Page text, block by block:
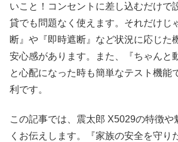
いこと！コンセントに差し込むだけで
貸でも問題なく使えます。それだけじ
断』や『即時遮断』など状況に応じた
安心感があります。また、『ちゃんと
と心配になった時も簡単なテスト機能
利です。
この記事では、震太郎 X5029の特徴や
くお伝えします。『家族の安全を守り